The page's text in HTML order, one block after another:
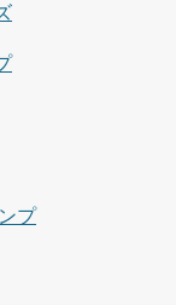
プ